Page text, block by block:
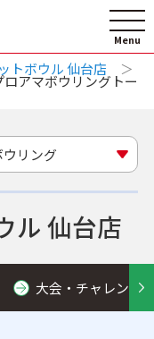
トボウル 仙台店
アマボウリングトー
ル 仙台店
ウリング
大会・チャレンジ